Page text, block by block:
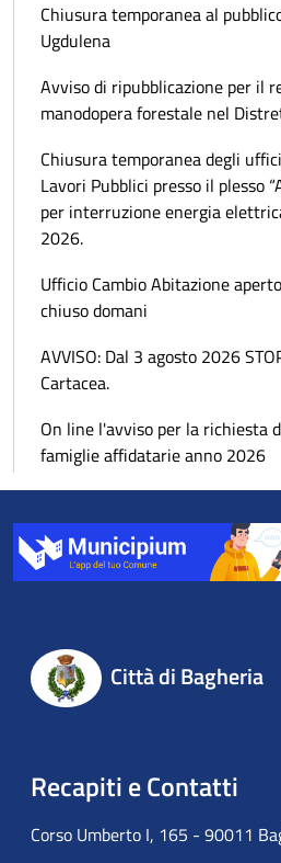
Chiusura temporanea al
Ugdulena
Avviso di ripubblicazione per il
manodopera forestale nel
Chiusura temporanea degli
Lavori Pubblici presso il plesso
per interruzione energia
2026.
Ufficio Cambio Abitazione
chiuso domani
AVVISO: Dal 3 agosto 2026
Cartacea.
On line l'avviso per la richiesta
famiglie affidatarie anno 2026
Città di Bagheria
Recapiti e Contatti
Corso Umberto I, 165 - 90011